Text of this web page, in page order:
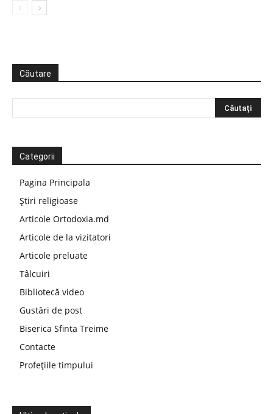
Căutare
Categorii
Pagina Principala
Știri religioase
Articole Ortodoxia.md
Articole de la vizitatori
Articole preluate
Tâlcuiri
Bibliotecă video
Gustări de post
Biserica Sfinta Treime
Contacte
Profețiile timpului